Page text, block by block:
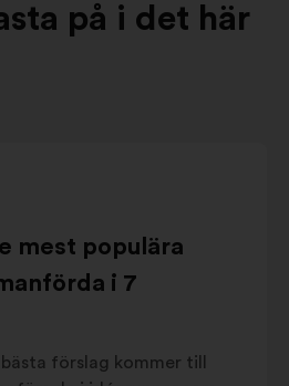
på i det här
mest populära
i 7
förslag kommer till